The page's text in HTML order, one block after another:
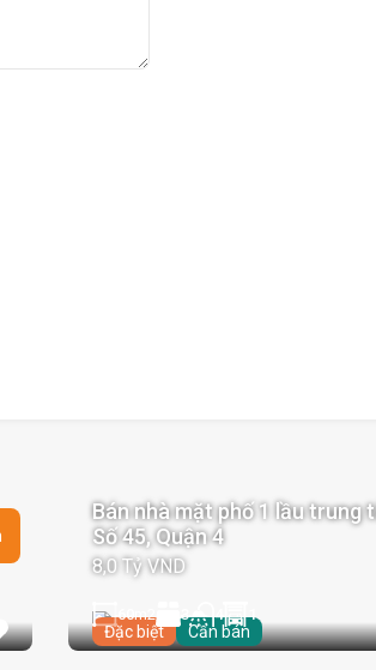
Đặc biệt Cần bán
Bán nhà mặt phố 1 lầu trung
Số 45, Quận 4
8,0 Tỷ VND
60m2 3 4 1